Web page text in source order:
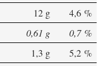
12 g
4,6 %
0,61 g
0,7 %
1,3 g
5,2 %